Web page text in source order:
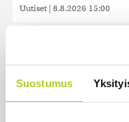
Suostumus
Uutiset | 8.8.2026 15:00
Bulgariassa on
HS: Kaikkonen